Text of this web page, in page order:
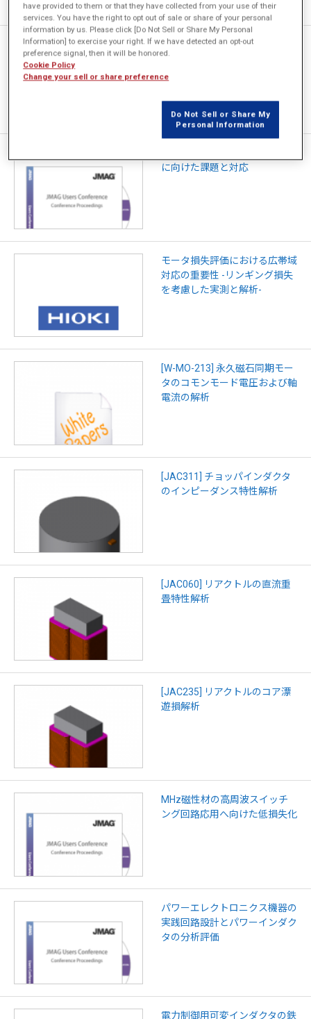
[JAC312] LLC共振型コンバー
タ用トランスのインピーダンス
解析
に向けた課題と対応
モータ損失評価における広帯域
対応の重要性 -リンギング損失
を考慮した実測と解析-
[W-MO-213] 永久磁石同期モー
タのコモンモード電圧および軸
電流の解析
[JAC311] チョッパインダクタ
のインピーダンス特性解析
[JAC060] リアクトルの直流重
畳特性解析
[JAC235] リアクトルのコア漂
遊損解析
MHz磁性材の高周波スイッチ
ング回路応用へ向けた低損失化
パワーエレクトロニクス機器の
実践回路設計とパワーインダク
タの分析評価
電力制御用可変インダクタの鉄
have provided to them or that they have collected from your use of their
services. You have the right to opt out of sale or share of your personal
information by us. Please click [Do Not Sell or Share My Personal
Information] to exercise your right. If we have detected an opt-out
preference signal, then it will be honored.
Cookie Policy
Change your sell or share preference
Do Not Sell or Share My
Personal Information